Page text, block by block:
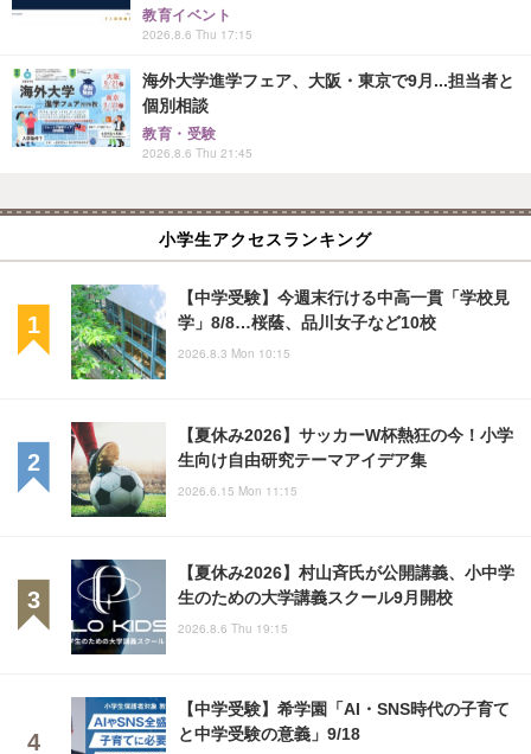
教育イベント
2026.8.6 Thu 17:15
海外大学進学フェア、大阪・東京で9月...担当者と
個別相談
教育・受験
2026.8.6 Thu 21:45
小学生アクセスランキング
【中学受験】今週末行ける中高一貫「学校見
学」8/8…桜蔭、品川女子など10校
2026.8.3 Mon 10:15
【夏休み2026】サッカーW杯熱狂の今！小学
生向け自由研究テーマアイデア集
2026.6.15 Mon 11:15
【夏休み2026】村山斉氏が公開講義、小中学
生のための大学講義スクール9月開校
2026.8.6 Thu 19:15
【中学受験】希学園「AI・SNS時代の子育て
と中学受験の意義」9/18